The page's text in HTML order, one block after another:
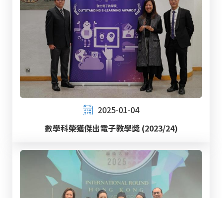
2025-01-04
數學科榮獲傑出電子教學獎 (2023/24)